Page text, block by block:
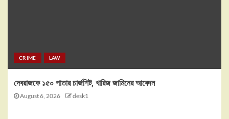
CRIME LAW
দেবরাজকে ১৫০ পাতার চার্জশিট, খারিজ জামিনের আবেদন
August 6, 2026 desk1